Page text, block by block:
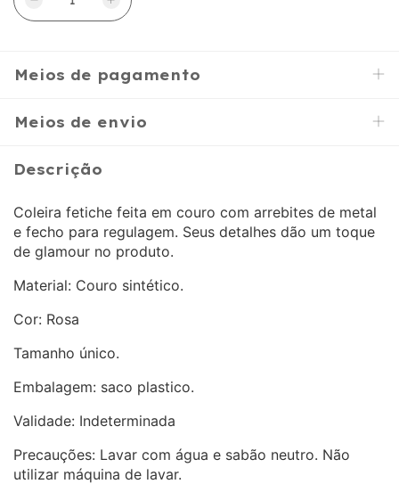
Meios de pagamento
Meios de envio
Descrição
Coleira fetiche feita em couro com arrebites de metal
e fecho para regulagem. Seus detalhes dão um toque
de glamour no produto.
Material: Couro sintético.
Cor: Rosa
Tamanho único.
Embalagem: saco plastico.
Validade: Indeterminada
Precauções: Lavar com água e sabão neutro. Não
utilizar máquina de lavar.